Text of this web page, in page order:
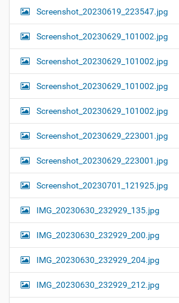
Screenshot_20230619_223547.jpg
Screenshot_20230629_101002.jpg
Screenshot_20230629_101002.jpg
Screenshot_20230629_101002.jpg
Screenshot_20230629_101002.jpg
Screenshot_20230629_223001.jpg
Screenshot_20230629_223001.jpg
Screenshot_20230701_121925.jpg
IMG_20230630_232929_135.jpg
IMG_20230630_232929_200.jpg
IMG_20230630_232929_204.jpg
IMG_20230630_232929_212.jpg